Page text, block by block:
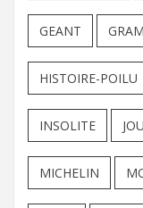
GEANT
HISTOIRE-POILU
INSOLITE
MICHELIN